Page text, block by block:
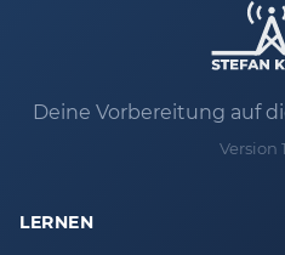
Deine Vorbereitung auf
Version
LERNEN